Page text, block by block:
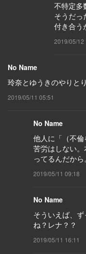
不特定多
そうだっ
付き合う
2019/05/12
No Name
玲奈とゆうきのやりと
2019/05/11 05:51
No Name
他人に「（不
苦労はしない
ってるんだから。
2019/05/11 09:18
No Name
そういえば、
ね？レナ？？
2019/05/11 16:11